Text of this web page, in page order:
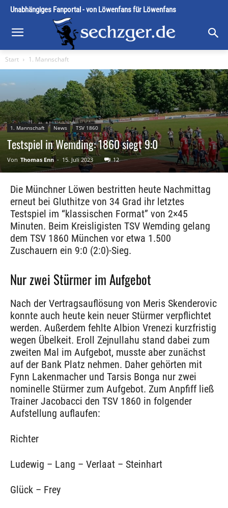
Unabhängiges Fanportal - von Löwenfans für Löwenfans
Start 1. Mannschaft
1. Mannschaft News TSV 1860
Testspiel in Wemding: 1860 siegt 9:0
Von Thomas Enn - 15. Juli 2023 12
Die Münchner Löwen bestritten heute Nachmittag
erneut bei Gluthitze von 34 Grad ihr letztes
Testspiel im “klassischen Format” von 2×45
Minuten. Beim Kreisligisten TSV Wemding gelang
dem TSV 1860 München vor etwa 1.500
Zuschauern ein 9:0 (2:0)-Sieg.
Nur zwei Stürmer im Aufgebot
Nach der Vertragsauflösung von Meris Skenderovic
konnte auch heute kein neuer Stürmer verpflichtet
werden. Außerdem fehlte Albion Vrenezi kurzfristig
wegen Übelkeit. Eroll Zejnullahu stand dabei zum
zweiten Mal im Aufgebot, musste aber zunächst
auf der Bank Platz nehmen. Daher gehörten mit
Fynn Lakenmacher und Tarsis Bonga nur zwei
nominelle Stürmer zum Aufgebot. Zum Anpfiff ließ
Trainer Jacobacci den TSV 1860 in folgender
Aufstellung auflaufen:
Richter
Ludewig – Lang – Verlaat – Steinhart
Glück – Frey